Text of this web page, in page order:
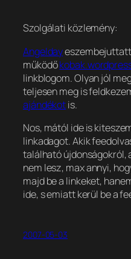
Szolgálati közlemény:
Angelday
működő
linkblogom. Olyan jól
teljesen meg is
ajándékotis.
Nos, mától ide is
linkadagot. Akik
található újdonságokról,
nem lesz, max annyi,
majd be a linkeket,
ide, s emiatt kerül be a
2007-05-03